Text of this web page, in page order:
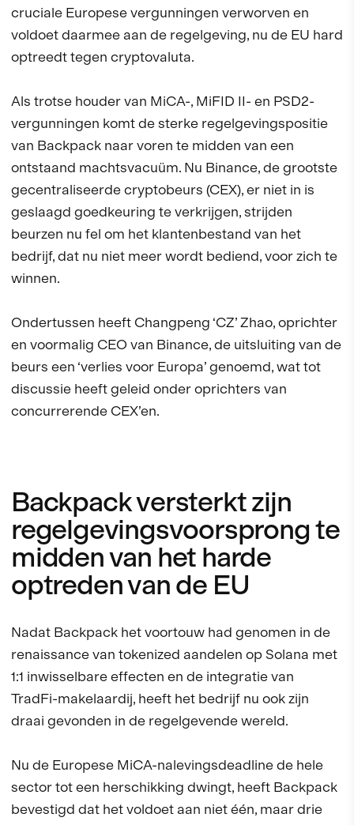
cruciale Europese vergunningen verworven en
voldoet daarmee aan de regelgeving, nu de EU hard
optreedt tegen cryptovaluta.
Als trotse houder van MiCA-, MiFID II- en PSD2-
vergunningen komt de sterke regelgevingspositie
van Backpack naar voren te midden van een
ontstaand machtsvacuüm. Nu Binance, de grootste
gecentraliseerde cryptobeurs (CEX), er niet in is
geslaagd goedkeuring te verkrijgen, strijden
beurzen nu fel om het klantenbestand van het
bedrijf, dat nu niet meer wordt bediend, voor zich te
winnen.
Ondertussen heeft Changpeng ‘CZ’ Zhao, oprichter
en voormalig CEO van Binance, de uitsluiting van de
beurs een ‘verlies voor Europa’ genoemd, wat tot
discussie heeft geleid onder oprichters van
concurrerende CEX’en.
Backpack versterkt zijn
regelgevingsvoorsprong te
midden van het harde
optreden van de EU
Nadat Backpack het voortouw had genomen in de
renaissance van tokenized aandelen op Solana met
1:1 inwisselbare effecten en de integratie van
TradFi-makelaardij, heeft het bedrijf nu ook zijn
draai gevonden in de regelgevende wereld.
Nu de Europese MiCA-nalevingsdeadline de hele
sector tot een herschikking dwingt, heeft Backpack
bevestigd dat het voldoet aan niet één, maar drie